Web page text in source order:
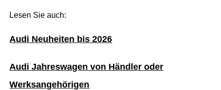
Lesen Sie auch:
Audi Neuheiten bis 2026
Audi Jahreswagen von Händler oder
Werksangehörigen